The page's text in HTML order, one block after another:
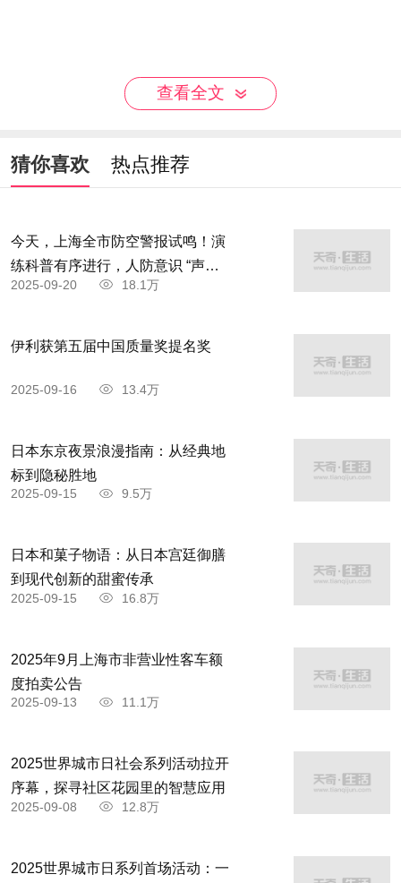
查看全文
猜你喜欢 热点推荐
今天，上海全市防空警报试鸣！演
练科普有序进行，人防意识 “声入
人心”
2025-09-20 18.1万
伊利获第五届中国质量奖提名奖
2025-09-16 13.4万
日本东京夜景浪漫指南：从经典地
标到隐秘胜地
2025-09-15 9.5万
日本和菓子物语：从日本宫廷御膳
到现代创新的甜蜜传承
2025-09-15 16.8万
2025年9月上海市非营业性客车额
度拍卖公告
2025-09-13 11.1万
2025世界城市日社会系列活动拉开
序幕，探寻社区花园里的智慧应用
2025-09-08 12.8万
2025世界城市日系列首场活动：一